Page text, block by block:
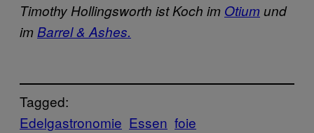
Timothy Hollingsworth ist Koch im Otiumund
im Barrel & Ashes.
Tagged:
Edelgastronomie Essen foie